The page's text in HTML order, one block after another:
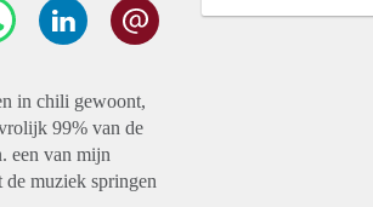
in chili gewoont,
99% van de
een van mijn
de muziek springen